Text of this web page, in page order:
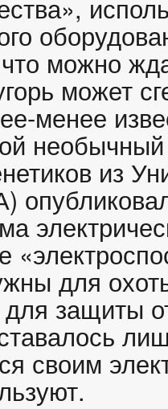
можно
может
менее
из
для
для защиты
своим